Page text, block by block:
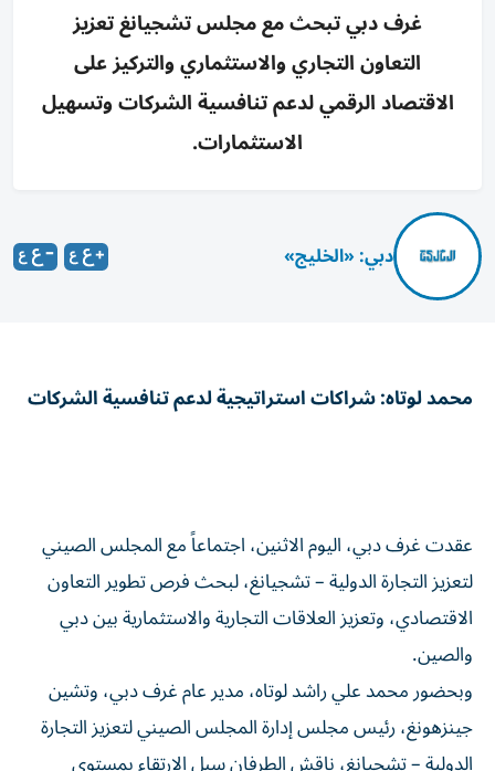
غرف دبي تبحث مع مجلس تشجيانغ تعزيز
التعاون التجاري والاستثماري والتركيز على
الاقتصاد الرقمي لدعم تنافسية الشركات وتسهيل
الاستثمارات.
دبي: «الخليج»
محمد لوتاه: شراكات استراتيجية لدعم تنافسية الشركات
عقدت غرف دبي، اليوم الاثنين، اجتماعاً مع المجلس الصيني
لتعزيز التجارة الدولية – تشجيانغ، لبحث فرص تطوير التعاون
الاقتصادي، وتعزيز العلاقات التجارية والاستثمارية بين دبي
والصين.
وبحضور محمد علي راشد لوتاه، مدير عام غرف دبي، وتشين
جينزهونغ، رئيس مجلس إدارة المجلس الصيني لتعزيز التجارة